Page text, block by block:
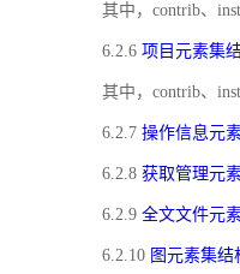
其中，contrib、
6.2.6 项目元素集
其中，contrib、
6.2.7 操作信息元
6.2.8 获取管理元
6.2.9 全文文件元
6.2.10 图元素集结